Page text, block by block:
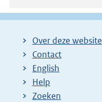
Over deze website
Contact
English
Help
Zoeken